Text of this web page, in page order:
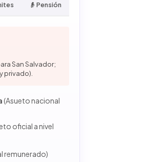
👴 Pensión
San Salvador;
privado).
(Asueto nacional
oficial a nivel
remunerado)